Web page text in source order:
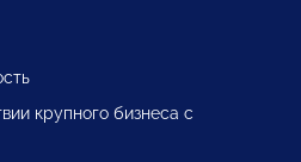
крупного бизнеса с